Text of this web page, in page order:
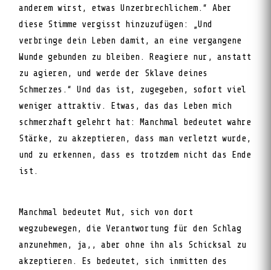
anderem wirst, etwas Unzerbrechlichem.“ Aber
diese Stimme vergisst hinzuzufügen: „Und
verbringe dein Leben damit, an eine vergangene
Wunde gebunden zu bleiben. Reagiere nur, anstatt
zu agieren, und werde der Sklave deines
Schmerzes.“ Und das ist, zugegeben, sofort viel
weniger attraktiv. Etwas, das das Leben mich
schmerzhaft gelehrt hat: Manchmal bedeutet wahre
Stärke, zu akzeptieren, dass man verletzt wurde,
und zu erkennen, dass es trotzdem nicht das Ende
ist.
Manchmal bedeutet Mut, sich von dort
wegzubewegen, die Verantwortung für den Schlag
anzunehmen, ja,, aber ohne ihn als Schicksal zu
akzeptieren. Es bedeutet, sich inmitten des